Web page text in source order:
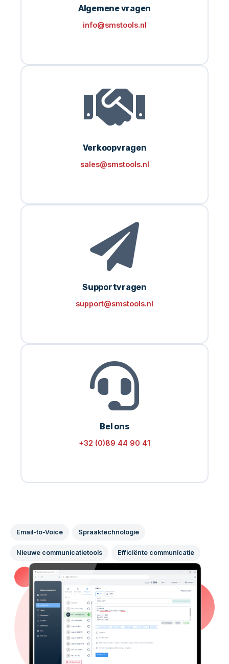
Algemene vragen
info@smstools.nl
Verkoopvragen
sales@smstools.nl
Supportvragen
support@smstools.nl
Bel ons
+32 (0)89 44 90 41
Email-to-Voice Spraaktechnologie
Nieuwe communicatietools Efficiënte communicatie